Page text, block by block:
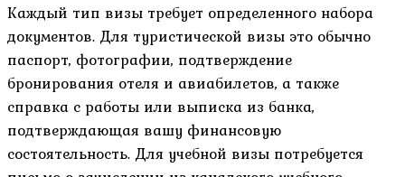
Каждый тип визы требует определенного набора
документов. Для туристической визы это обычно
паспорт, фотографии, подтверждение
бронирования отеля и авиабилетов, а также
справка с работы или выписка из банка,
подтверждающая вашу финансовую
состоятельность. Для учебной визы потребуется